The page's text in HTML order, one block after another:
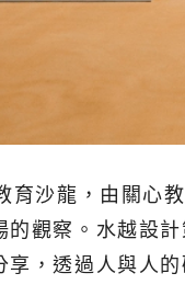
育沙龍，由關心
的觀察。水越設
，透過人與人